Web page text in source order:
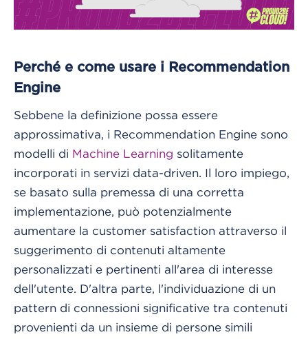
Perché e come usare i Recommendation
Engine
Sebbene la definizione possa essere
approssimativa, i Recommendation Engine sono
modelli di Machine Learning solitamente
incorporati in servizi data-driven. Il loro impiego,
se basato sulla premessa di una corretta
implementazione, può potenzialmente
aumentare la customer satisfaction attraverso il
suggerimento di contenuti altamente
personalizzati e pertinenti all'area di interesse
dell'utente. D'altra parte, l'individuazione di un
pattern di connessioni significative tra contenuti
provenienti da un insieme di persone simili